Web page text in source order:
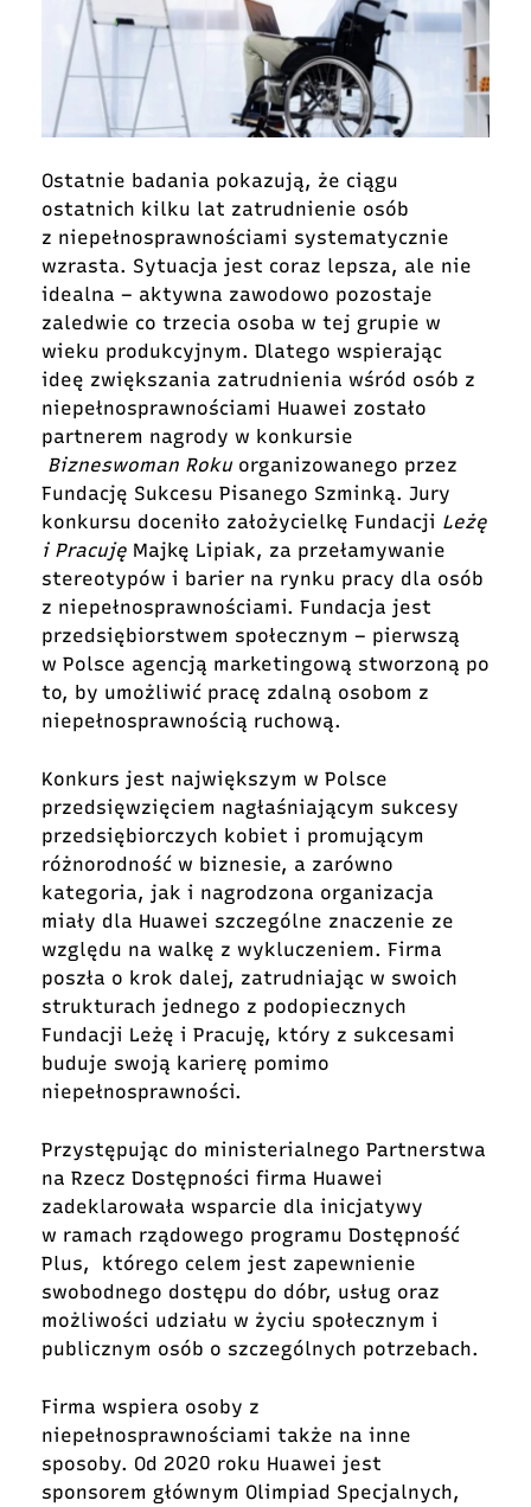
Ostatnie badania pokazują, że ciągu
ostatnich kilku lat zatrudnienie osób
z niepełnosprawnościami systematycznie
wzrasta. Sytuacja jest coraz lepsza, ale nie
idealna – aktywna zawodowo pozostaje
zaledwie co trzecia osoba w tej grupie w
wieku produkcyjnym. Dlatego wspierając
ideę zwiększania zatrudnienia wśród osób z
niepełnosprawnościami Huawei zostało
partnerem nagrody w konkursie
Bizneswoman Roku organizowanego przez
Fundację Sukcesu Pisanego Szminką. Jury
konkursu doceniło założycielkę Fundacji Leżę
i Pracuję Majkę Lipiak, za przełamywanie
stereotypów i barier na rynku pracy dla osób
z niepełnosprawnościami. Fundacja jest
przedsiębiorstwem społecznym – pierwszą
w Polsce agencją marketingową stworzoną po
to, by umożliwić pracę zdalną osobom z
niepełnosprawnością ruchową.
Konkurs jest największym w Polsce
przedsięwzięciem nagłaśniającym sukcesy
przedsiębiorczych kobiet i promującym
różnorodność w biznesie, a zarówno
kategoria, jak i nagrodzona organizacja
miały dla Huawei szczególne znaczenie ze
względu na walkę z wykluczeniem. Firma
poszła o krok dalej, zatrudniając w swoich
strukturach jednego z podopiecznych
Fundacji Leżę i Pracuję, który z sukcesami
buduje swoją karierę pomimo
niepełnosprawności.
Przystępując do ministerialnego Partnerstwa
na Rzecz Dostępności firma Huawei
zadeklarowała wsparcie dla inicjatywy
w ramach rządowego programu Dostępność
Plus, którego celem jest zapewnienie
swobodnego dostępu do dóbr, usług oraz
możliwości udziału w życiu społecznym i
publicznym osób o szczególnych potrzebach.
Firma wspiera osoby z
niepełnosprawnościami także na inne
sposoby. Od 2020 roku Huawei jest
sponsorem głównym Olimpiad Specjalnych,